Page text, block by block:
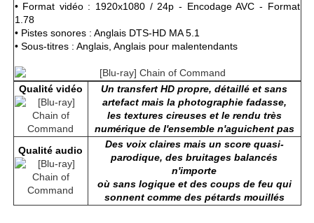
• Format vidéo : 1920x1080 / 24p - Encodage AVC - Format
1.78
• Pistes sonores : Anglais DTS-HD MA 5.1
• Sous-titres : Anglais, Anglais pour malentendants
Qualité vidéo
Un transfert HD propre, détaillé et sans
artefact mais la photographie fadasse,
les textures cireuses et le rendu très
numérique de l'ensemble n'aguichent pas
Qualité audio
Des voix claires mais un score quasi-
parodique, des bruitages balancés
n'importe
où sans logique et des coups de feu qui
sonnent comme des pétards mouillés